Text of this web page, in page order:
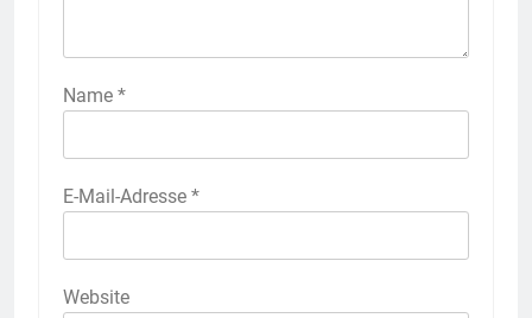
Name *
E-Mail-Adresse *
Website